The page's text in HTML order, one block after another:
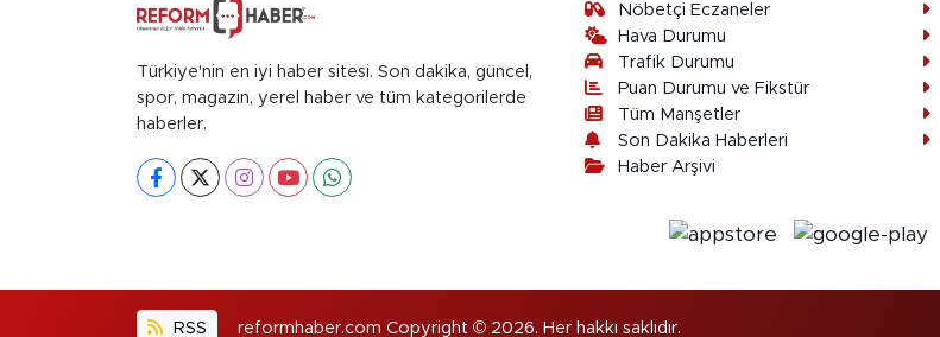
Türkiye'nin en iyi haber sitesi. Son dakika, güncel,
spor, magazin, yerel haber ve tüm kategorilerde
haberler.
Nöbetçi Eczaneler
Hava Durumu
Trafik Durumu
Puan Durumu ve Fikstür
Tüm Manşetler
Son Dakika Haberleri
Haber Arşivi
RSS reformhaber.com Copyright © 2026. Her hakkı saklıdır.